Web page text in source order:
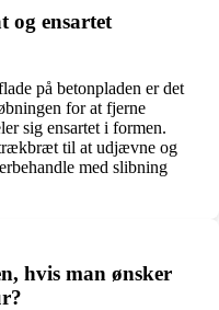
og ensartet
på betonpladen er det
for at fjerne
sig ensartet i formen.
til at udjævne og
med slibning
hvis man ønsker